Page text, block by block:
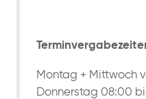
Montag + Mittwoch
Donnerstag 08:00